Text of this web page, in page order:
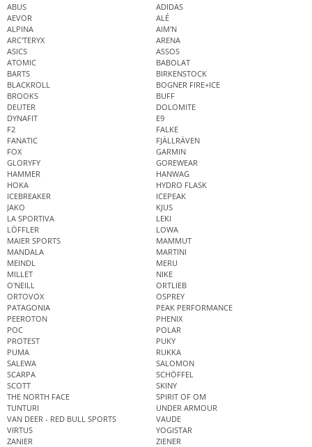
ABUS
ADIDAS
AEVOR
ALÉ
ALPINA
AIM'N
ARC'TERYX
ARENA
ASICS
ASSOS
ATOMIC
BABOLAT
BARTS
BIRKENSTOCK
BLACKROLL
BOGNER FIRE+ICE
BROOKS
BUFF
DEUTER
DOLOMITE
DYNAFIT
E9
F2
FALKE
FANATIC
FJÄLLRÄVEN
FOX
GARMIN
GLORYFY
GOREWEAR
HAMMER
HANWAG
HOKA
HYDRO FLASK
ICEBREAKER
ICEPEAK
JAKO
KJUS
LA SPORTIVA
LEKI
LÖFFLER
LOWA
MAIER SPORTS
MAMMUT
MANDALA
MARTINI
MEINDL
MERU
MILLET
NIKE
O'NEILL
ORTLIEB
ORTOVOX
OSPREY
PATAGONIA
PEAK PERFORMANCE
PEEROTON
PHENIX
POC
POLAR
PROTEST
PUKY
PUMA
RUKKA
SALEWA
SALOMON
SCARPA
SCHÖFFEL
SCOTT
SKINY
THE NORTH FACE
SPIRIT OF OM
TUNTURI
UNDER ARMOUR
VAN DEER - RED BULL SPORTS
VAUDE
VIRTUS
YOGISTAR
ZANIER
ZIENER